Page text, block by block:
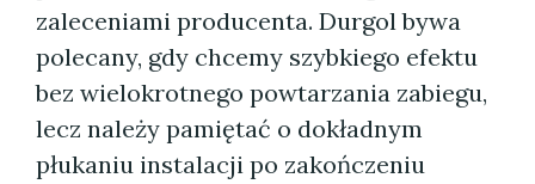
zaleceniami producenta. Durgol bywa
polecany, gdy chcemy szybkiego efektu
bez wielokrotnego powtarzania zabiegu,
lecz należy pamiętać o dokładnym
płukaniu instalacji po zakończeniu